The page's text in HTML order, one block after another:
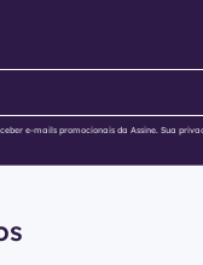
e-mails promocionais da Assine. Sua